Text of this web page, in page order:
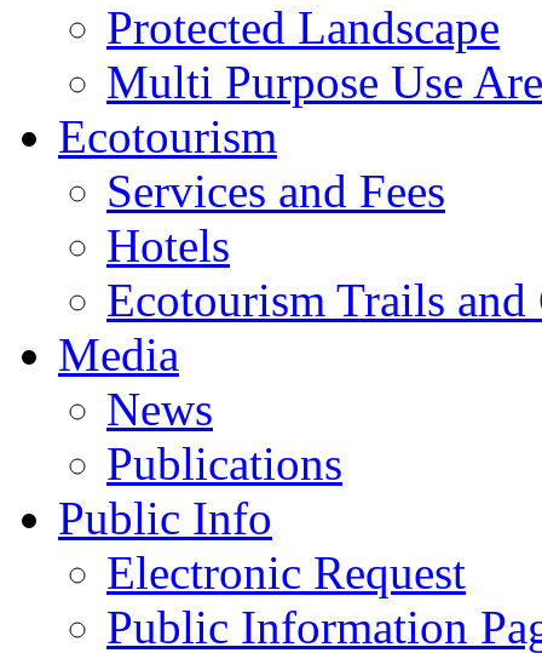
Protected Landscape
Multi Purpose Use
Ecotourism
Services and Fees
Hotels
Ecotourism Trails and
Media
News
Publications
Public Info
Electronic Request
Public Information